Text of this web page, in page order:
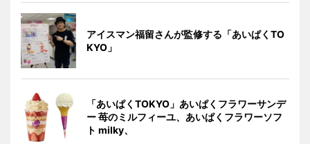
アイスマン福留さんが監修する「あいぱくTO
KYO」
「あいぱくTOKYO」あいぱくフラワーサンデ
ー 苺のミルフィーユ、あいぱくフラワーソフ
ト milky、